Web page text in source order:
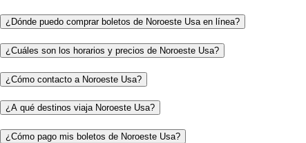
¿Dónde puedo comprar boletos de Noroeste Usa en línea?
¿Cuáles son los horarios y precios de Noroeste Usa?
¿Cómo contacto a Noroeste Usa?
¿A qué destinos viaja Noroeste Usa?
¿Cómo pago mis boletos de Noroeste Usa?